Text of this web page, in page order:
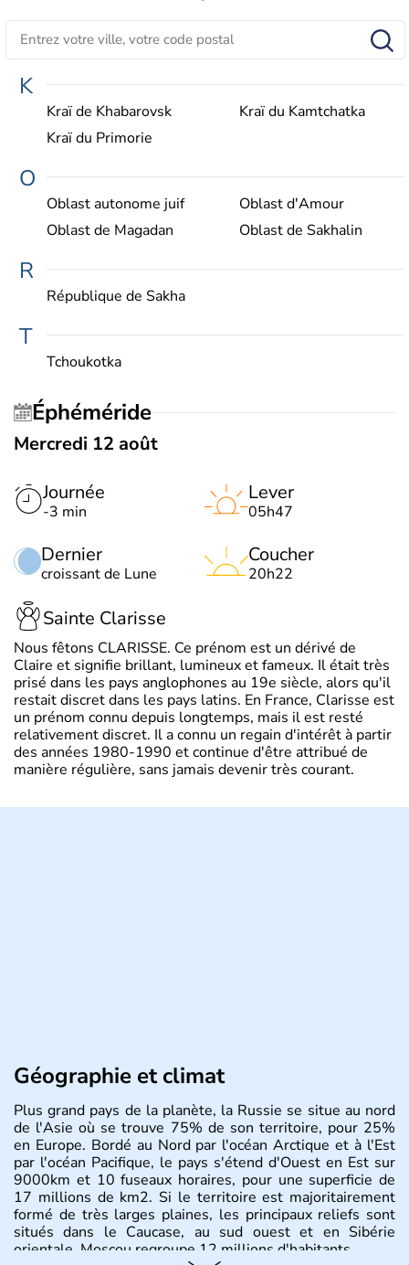
K
Kraï de Khabarovsk
Kraï du Kamtchatka
Kraï du Primorie
O
Oblast autonome juif
Oblast d'Amour
Oblast de Magadan
Oblast de Sakhalin
R
République de Sakha
T
Tchoukotka
Éphéméride
Mercredi 12 août
Journée
-3 min
Dernier
croissant de Lune
Lever
05h47
Coucher
20h22
Sainte Clarisse
Nous fêtons CLARISSE. Ce prénom est un dérivé de
Claire et signifie brillant, lumineux et fameux. Il était très
prisé dans les pays anglophones au 19e siècle, alors qu'il
restait discret dans les pays latins. En France, Clarisse est
un prénom connu depuis longtemps, mais il est resté
relativement discret. Il a connu un regain d'intérêt à partir
des années 1980-1990 et continue d'être attribué de
manière régulière, sans jamais devenir très courant.
Géographie et climat
Plus grand pays de la planète, la Russie se situe au nord
de l'Asie où se trouve 75% de son territoire, pour 25%
en Europe. Bordé au Nord par l'océan Arctique et à l'Est
par l'océan Pacifique, le pays s'étend d'Ouest en Est sur
9000km et 10 fuseaux horaires, pour une superficie de
17 millions de km2. Si le territoire est majoritairement
formé de très larges plaines, les principaux reliefs sont
situés dans le Caucase, au sud ouest et en Sibérie
orientale. Moscou regroupe 12 millions d'habitants.